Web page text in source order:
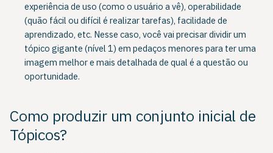
experiência de uso (como o usuário a vê), operabilidade
(quão fácil ou difícil é realizar tarefas), facilidade de
aprendizado, etc. Nesse caso, você vai precisar dividir um
tópico gigante (nível 1) em pedaços menores para ter uma
imagem melhor e mais detalhada de qual é a questão ou
oportunidade.
Como produzir um conjunto inicial de
Tópicos?